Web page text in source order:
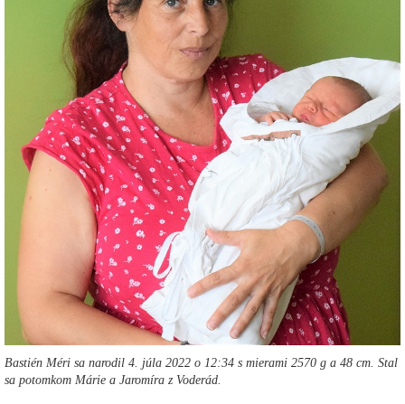
Bastién Méri sa narodil 4. júla 2022 o 12:34 s mierami 2570 g a 48 cm. Stal
sa potomkom Márie a Jaromíra z Voderád.